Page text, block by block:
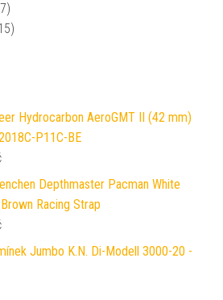
Hydrocarbon AeroGMT II (42 mm)
P11C-BE
Depthmaster Pacman White
Racing Strap
Jumbo K.N. Di-Modell 3000-20 -